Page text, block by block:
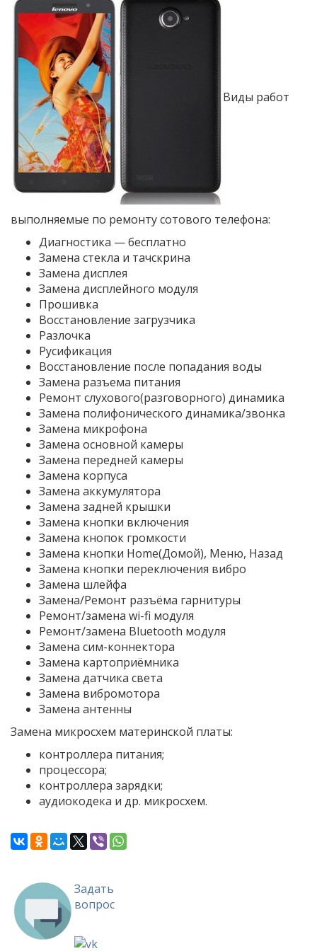
Виды работ
выполняемые по ремонту сотового телефона:
Диагностика — бесплатно
Замена стекла и тачскрина
Замена дисплея
Замена дисплейного модуля
Прошивка
Восстановление загрузчика
Разлочка
Русификация
Восстановление после попадания воды
Замена разъема питания
Ремонт слухового(разговорного) динамика
Замена полифонического динамика/звонка
Замена микрофона
Замена основной камеры
Замена передней камеры
Замена корпуса
Замена аккумулятора
Замена задней крышки
Замена кнопки включения
Замена кнопок громкости
Замена кнопки Home(Домой), Меню, Назад
Замена кнопки переключения вибро
Замена шлейфа
Замена/Ремонт разъёма гарнитуры
Ремонт/замена wi-fi модуля
Ремонт/замена Bluetooth модуля
Замена сим-коннектора
Замена картоприёмника
Замена датчика света
Замена вибромотора
Замена антенны
Замена микросхем материнской платы:
контроллера питания;
процессора;
контроллера зарядки;
аудиокодека и др. микросхем.
Задать
вопрос